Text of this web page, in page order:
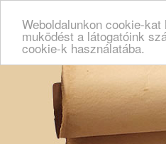
Weboldalunkon cookie-
muködést a látogatóink
cookie-k használatába.